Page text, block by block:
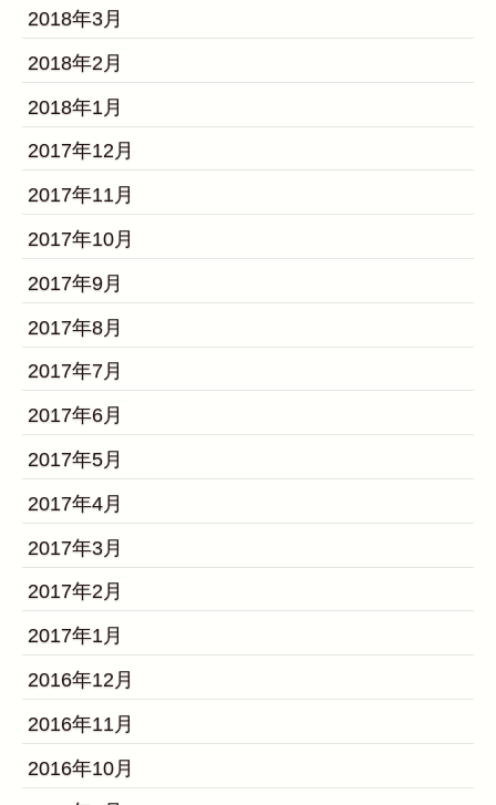
2018年3月
2018年2月
2018年1月
2017年12月
2017年11月
2017年10月
2017年9月
2017年8月
2017年7月
2017年6月
2017年5月
2017年4月
2017年3月
2017年2月
2017年1月
2016年12月
2016年11月
2016年10月